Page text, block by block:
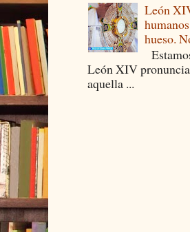
León
hueso.
León XIV
aquella ...